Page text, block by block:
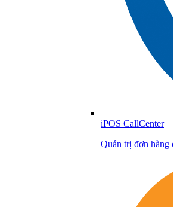
iPOS CallCenter
Quản trị đơn hàng